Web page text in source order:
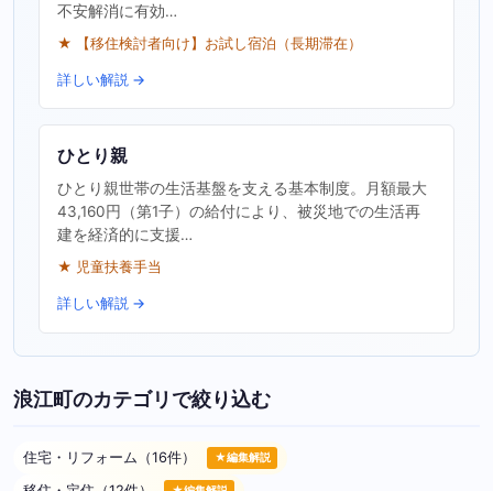
不安解消に有効…
★ 【移住検討者向け】お試し宿泊（長期滞在）
詳しい解説 →
ひとり親
ひとり親世帯の生活基盤を支える基本制度。月額最大
43,160円（第1子）の給付により、被災地での生活再
建を経済的に支援…
★ 児童扶養手当
詳しい解説 →
浪江町のカテゴリで絞り込む
住宅・リフォーム（16件） ★編集解説